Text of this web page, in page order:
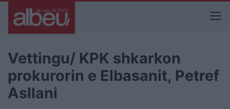
Vettingu/ KPK shkarkon
prokurorin e Elbasanit, Petref
Asllani